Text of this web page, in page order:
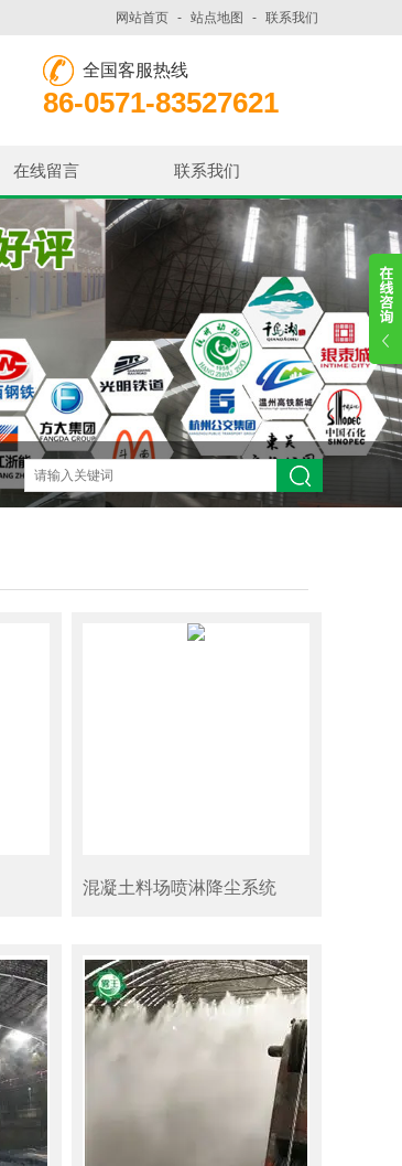
网站首页 - 站点地图 - 联系我们
全国客服热线
86-0571-83527621
在线留言 联系我们
混凝土料场喷淋降尘系统